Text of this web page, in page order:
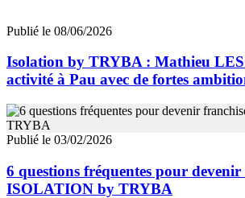
Publié le 08/06/2026
Isolation by TRYBA : Mathieu
activité à Pau avec de fortes
Publié le 03/02/2026
6 questions fréquentes pour
ISOLATION by TRYBA